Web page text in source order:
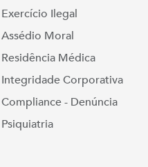
Exercício Ilegal
Assédio Moral
Residência Médica
Integridade Corporativa
Compliance - Denúncia
Psiquiatria